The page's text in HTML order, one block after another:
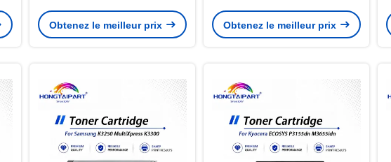
Color M454 MFP M479
Obtenez le meilleur prix
CM6040
Obtenez le meilleur prix